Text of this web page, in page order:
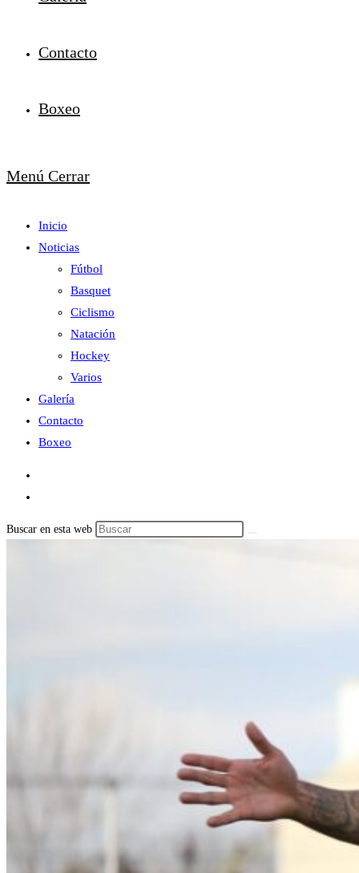
Contacto
Boxeo
Menú Cerrar
Inicio
Noticias
Fútbol
Basquet
Ciclismo
Natación
Hockey
Varios
Galería
Contacto
Boxeo
Buscar en esta web